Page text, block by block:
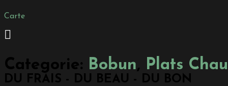
Carte
Categorie: Bobun, Plats
DU FRAIS - DU BEAU - DU BON